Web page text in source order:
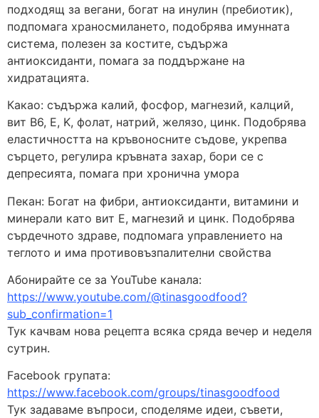
подходящ за вегани, богат на инулин (пребиотик),
подпомага храносмилането, подобрява имунната
система, полезен за костите, съдържа
антиоксиданти, помага за поддържане на
хидратацията.
Какао: съдържа калий, фосфор, магнезий, калций,
вит B6, E, K, фолат, натрий, желязо, цинк. Подобрява
еластичността на кръвоносните съдове, укрепва
сърцето, регулира кръвната захар, бори се с
депресията, помага при хронична умора
Пекан: Богат на фибри, антиоксиданти, витамини и
минерали като вит E, магнезий и цинк. Подобрява
сърдечното здраве, подпомага управлението на
теглото и има противовъзпалителни свойства
Абонирайте се за YouTube канала:
https://www.youtube.com/@tinasgoodfood?
sub_confirmation=1
Тук качвам нова рецепта всяка сряда вечер и неделя
сутрин.
Facebook групата:
https://www.facebook.com/groups/tinasgoodfood
Тук задаваме въпроси, споделяме идеи, съвети,